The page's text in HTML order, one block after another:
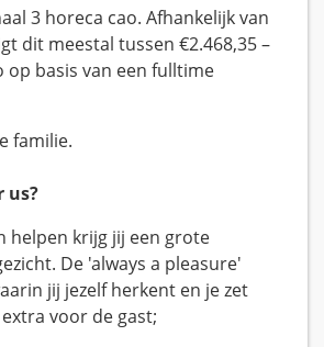
3 horeca cao. Afhankelijk van
dit meestal tussen €2.468,35 –
op basis van een fulltime
familie.
us?
krijg jij een grote
De 'always a pleasure'
jij jezelf herkent en je zet
voor de gast;